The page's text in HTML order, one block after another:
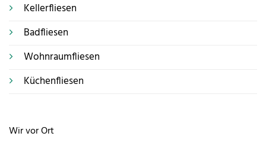
Kellerfliesen
Badfliesen
Wohnraumfliesen
Küchenfliesen
Wir vor Ort